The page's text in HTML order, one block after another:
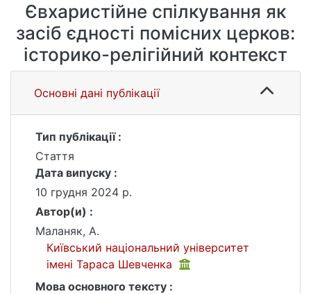
Євхаристійне спілкування як
засіб єдності помісних церков:
історико-релігійний контекст
Основні дані публікації
Тип публікації :
Стаття
Дата випуску :
10 грудня 2024 р.
Автор(и) :
Маланяк, А.
Київський національний університет
імені Тараса Шевченка
Мова основного тексту :